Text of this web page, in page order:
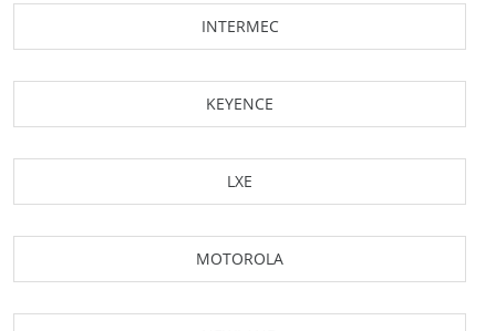
INTERMEC
KEYENCE
LXE
MOTOROLA